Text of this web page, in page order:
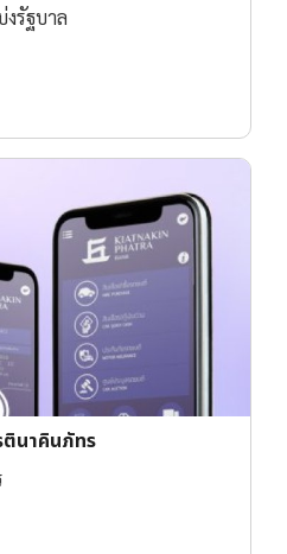
รัฐบาล
ตินาคินภัทร